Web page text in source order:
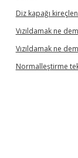
Diz kapağı
Vızıldamak ne
Vızıldamak ne
Normalleştirme